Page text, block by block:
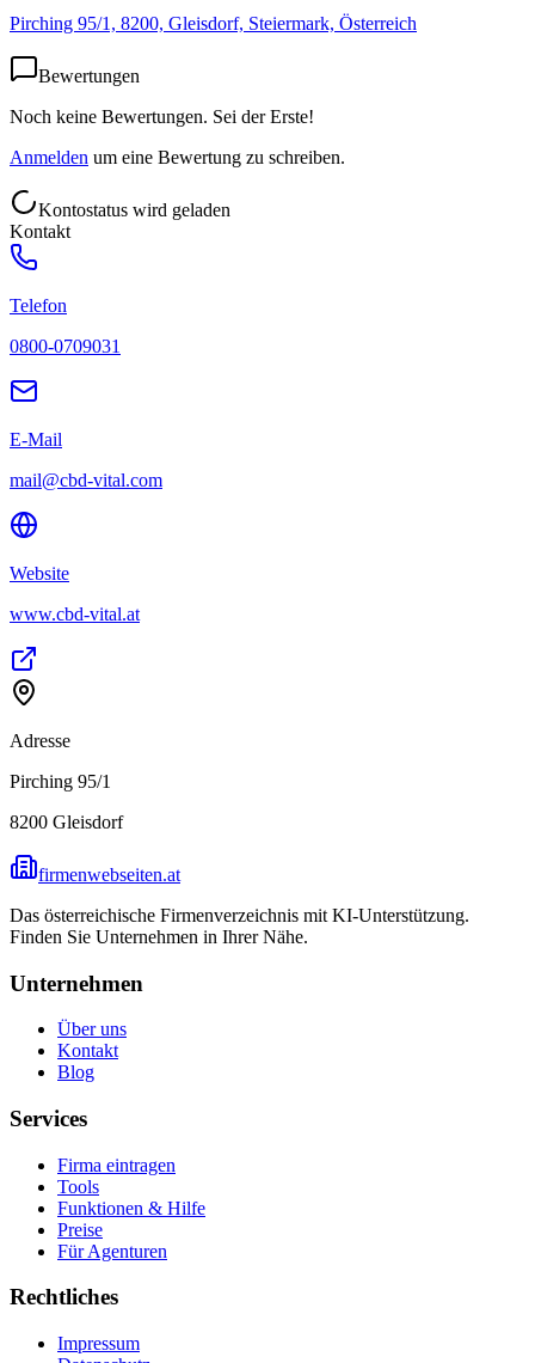
Pirching 95/1, 8200, Gleisdorf, Steiermark, Österreich
Bewertungen
Noch keine Bewertungen. Sei der Erste!
Anmelden um eine Bewertung zu schreiben.
Kontostatus wird geladen
Kontakt
Telefon
0800-0709031
E-Mail
mail@cbd-vital.com
Website
www.cbd-vital.at
Adresse
Pirching 95/1
8200 Gleisdorf
firmenwebseiten.at
Das österreichische Firmenverzeichnis mit KI-Unterstützung.
Finden Sie Unternehmen in Ihrer Nähe.
Unternehmen
Über uns
Kontakt
Blog
Services
Firma eintragen
Tools
Funktionen & Hilfe
Preise
Für Agenturen
Rechtliches
Impressum